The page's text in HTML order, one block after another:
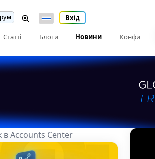
Вхід
Статті Блоги Новини Конфи
в Accounts Center